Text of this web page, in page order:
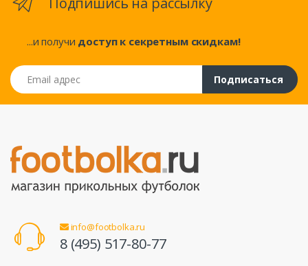
...и получи доступ к секретным скидкам!
Email адрес
Подписаться
info@footbolka.ru
8 (495) 517-80-77